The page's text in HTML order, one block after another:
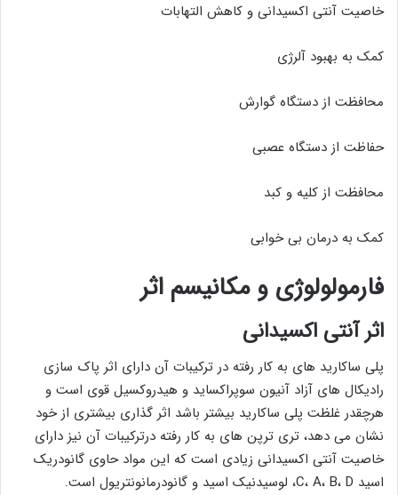
خاصیت آنتی اکسیدانی و کاهش التهابات
کمک به بهبود آلرژی
محافظت از دستگاه گوارش
حفاظت از دستگاه عصبی
محافظت از کلیه و کبد
کمک به درمان بی خوابی
فارمولولوژی و مکانیسم اثر
اثر آنتی اکسیدانی
پلی ساکارید های به کار رفته در ترکیبات آن دارای اثر پاک سازی
رادیکال های آزاد آنیون سوپراکساید و هیدروکسیل قوی است و
هرچقدر غلظت پلی ساکارید بیشتر باشد اثر گذاری بیشتری از خود
نشان می دهد، تری ترپن های به کار رفته درترکیبات آن نیز دارای
خاصیت آنتی اکسیدانی زیادی است که این مواد حاوی گانودریک
اسید C، A، B، D، لوسیدنیک اسید و گانودرمانونتریول است.